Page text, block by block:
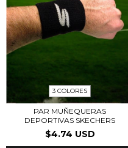
3 COLORES
PAR MUÑEQUERAS
DEPORTIVAS SKECHERS
$4.74 USD